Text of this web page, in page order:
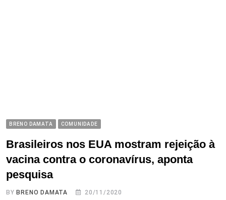
BRENO DAMATA COMUNIDADE
Brasileiros nos EUA mostram rejeição à
vacina contra o coronavírus, aponta
pesquisa
BY BRENO DAMATA 20/11/2020